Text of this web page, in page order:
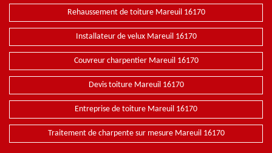
Rehaussement de toiture Mareuil 16170
Installateur de velux Mareuil 16170
Couvreur charpentier Mareuil 16170
Devis toiture Mareuil 16170
Entreprise de toiture Mareuil 16170
Traitement de charpente sur mesure Mareuil 16170